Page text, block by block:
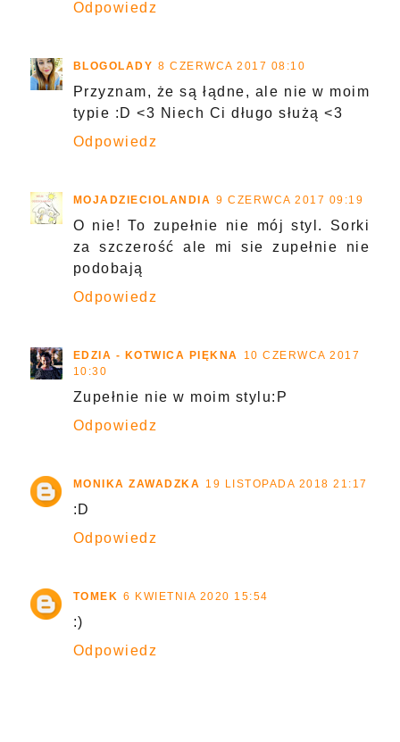
Odpowiedz
BLOGOLADY 8 CZERWCA 2017 08:10
Przyznam, że są łądne, ale nie w moim
typie :D <3 Niech Ci długo służą <3
Odpowiedz
MOJADZIECIOLANDIA 9 CZERWCA 2017 09:19
O nie! To zupełnie nie mój styl. Sorki
za szczerość ale mi sie zupełnie nie
podobają
Odpowiedz
EDZIA - KOTWICA PIĘKNA
10 CZERWCA 2017
10:30
Zupełnie nie w moim stylu:P
Odpowiedz
MONIKA ZAWADZKA 19 LISTOPADA 2018 21:17
:D
Odpowiedz
TOMEK 6 KWIETNIA 2020 15:54
:)
Odpowiedz